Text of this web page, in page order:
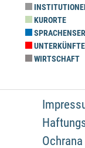
KURORTE
UNTERKÜNFTE
WIRTSCHAFT